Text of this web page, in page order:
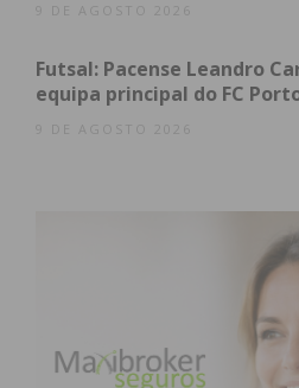
9 DE AGOSTO 2026
Futsal: Pacense Leandro
equipa principal do FC
9 DE AGOSTO 2026